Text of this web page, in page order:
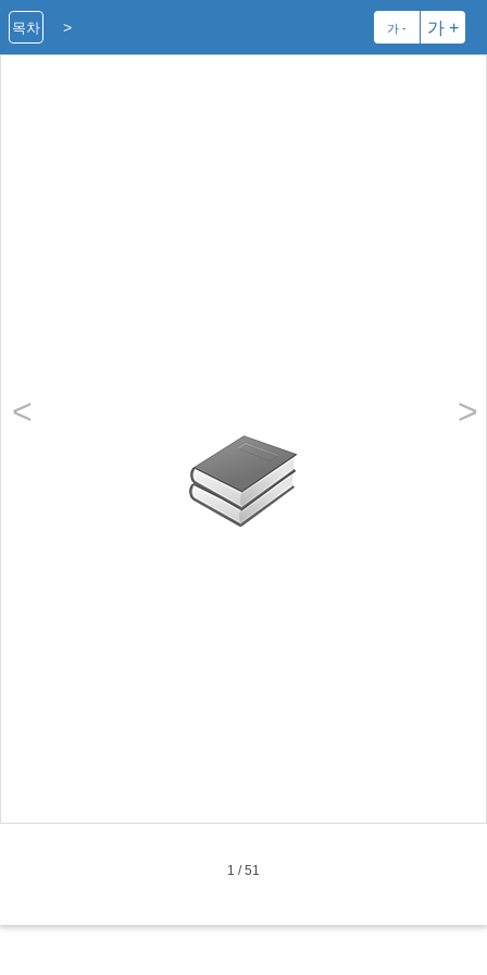
> 가 - 가 +
목차
< >
1 /51